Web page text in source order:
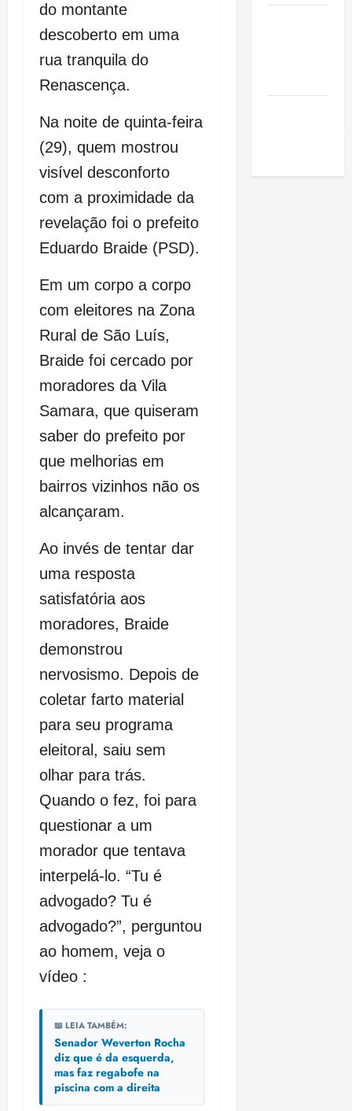
do montante
descoberto em uma
rua tranquila do
Renascença.
Na noite de quinta-feira
(29), quem mostrou
visível desconforto
com a proximidade da
revelação foi o prefeito
Eduardo Braide (PSD).
Em um corpo a corpo
com eleitores na Zona
Rural de São Luís,
Braide foi cercado por
moradores da Vila
Samara, que quiseram
saber do prefeito por
que melhorias em
bairros vizinhos não os
alcançaram.
Ao invés de tentar dar
uma resposta
satisfatória aos
moradores, Braide
demonstrou
nervosismo. Depois de
coletar farto material
para seu programa
eleitoral, saiu sem
olhar para trás.
Quando o fez, foi para
questionar a um
morador que tentava
interpelá-lo. “Tu é
advogado? Tu é
advogado?”, perguntou
ao homem, veja o
vídeo :
📖 LEIA TAMBÉM:
Senador Weverton Rocha
diz que é da esquerda,
mas faz regabofe na
piscina com a direita